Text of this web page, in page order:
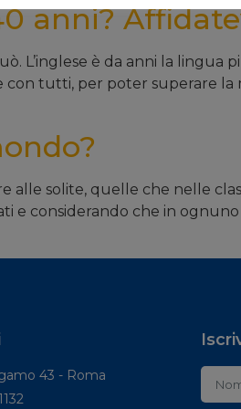
anni?
L’inglese è da anni la
con tutti, per poter superare
solite, quelle che nelle
e considerando che in
43 - Roma